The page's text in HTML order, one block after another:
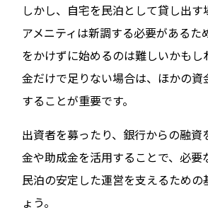
しかし、自宅を民泊として貸し出
アメニティは新調する必要があるた
をかけずに始めるのは難しいかもし
金だけで足りない場合は、ほかの資
することが重要です。
出資者を募ったり、銀行からの融資
金や助成金を活用することで、必要
民泊の安定した運営を支えるための
ょう。